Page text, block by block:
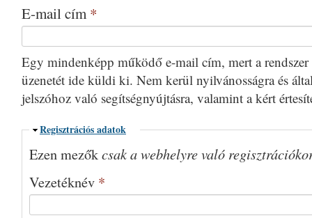
E-mail cím *
Egy mindenképp működő e-mail cím, mert a rendszer
üzenetét ide küldi ki. Nem kerül nyilvánosságra és
jelszóhoz való segítségnyújtásra, valamint a kért
Elrejtés
Regisztrációs adatok
Ezen mezőkcsak a webhelyre való
Vezetéknév *